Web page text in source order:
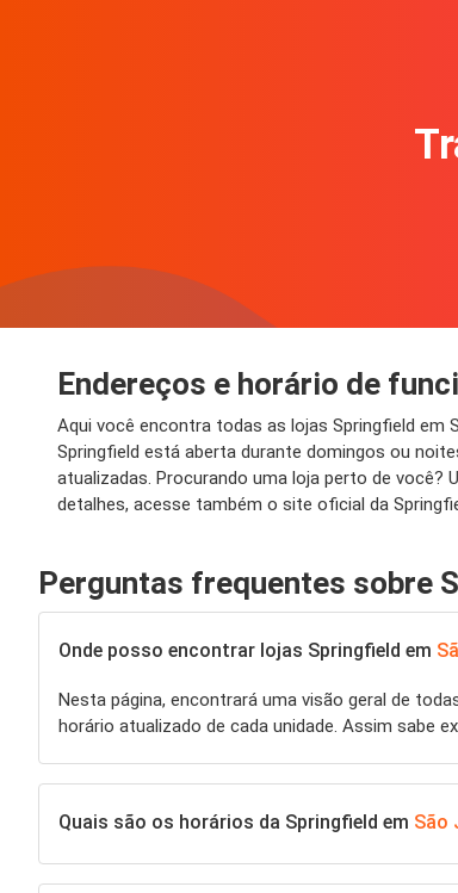
Endereços e horário de
Aqui você encontra todas as lojas Springfield em
Springfield está aberta durante domingos ou
atualizadas. Procurando uma loja perto de você?
detalhes, acesse também o site oficial da
Perguntas frequentes sobre
Onde posso encontrar lojas Springfield em
Nesta página, encontrará uma visão geral de
horário atualizado de cada unidade. Assim sabe
Quais são os horários da Springfield em São